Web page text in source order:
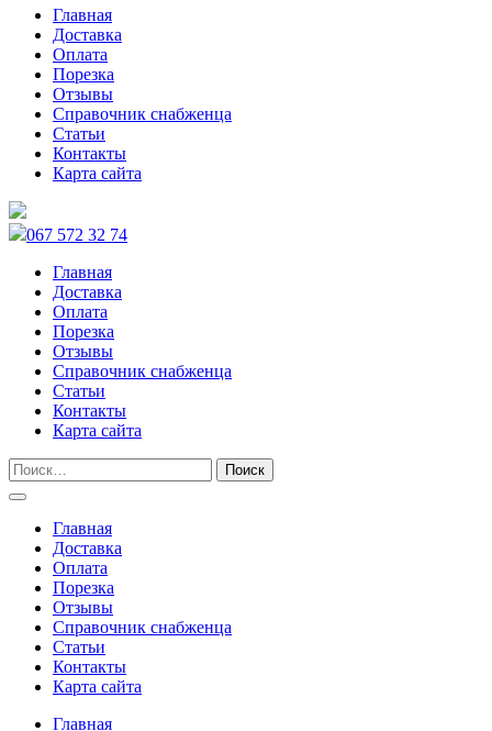
Главная
Доставка
Оплата
Порезка
Отзывы
Справочник снабженца
Статьи
Контакты
Карта сайта
067 572 32 74
Главная
Доставка
Оплата
Порезка
Отзывы
Справочник снабженца
Статьи
Контакты
Карта сайта
Главная
Доставка
Оплата
Порезка
Отзывы
Справочник снабженца
Статьи
Контакты
Карта сайта
Главная